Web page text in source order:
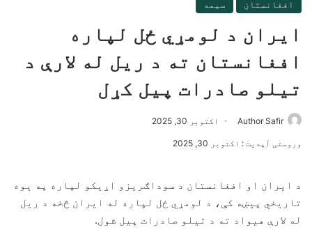
افغانستان سیمه
ایران د لومړي ځل لپاره
افغانستان ته د ریل له لارې د
تیلو صادرات پیل کړل
Author Safir اکتوبر 30, 2025
وروستی آپدیت : اکتوبر 30, 2025
د ایران او افغانستان د سوداګریزو اړیکو لپاره په یوه
تاریخي پیښه کې، د لومړي ځل لپاره له ایران څخه د ریل
له لارې هیواد ته د تیلو صادرات پیل شول.